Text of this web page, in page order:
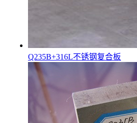
Q235B+316L不锈钢复合板